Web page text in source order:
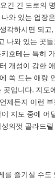
긴 긴 도로의
와 있는 업장
각하시면 되고
나와 있는 곳
호테는 특히
개성이 강한
쏙 드는 애랑
곳입니다. 지도
제든지 이런
지도 중에 어
의껏 골라드
를 즐기실 수도